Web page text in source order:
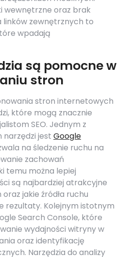
wewnętrzne oraz brak
zewnętrznych to
wpadają
są pomocne w
stron
stron internetowych
które mogą znacznie
SEO. Jednym z
narzędzi jest Google
na śledzenie ruchu na
zachowań
temu można lepiej
są najbardziej atrakcyjne
jakie źródła ruchu
rezultaty. Kolejnym istotnym
Search Console, które
wydajności witryny w
oraz identyfikację
Narzędzia do analizy